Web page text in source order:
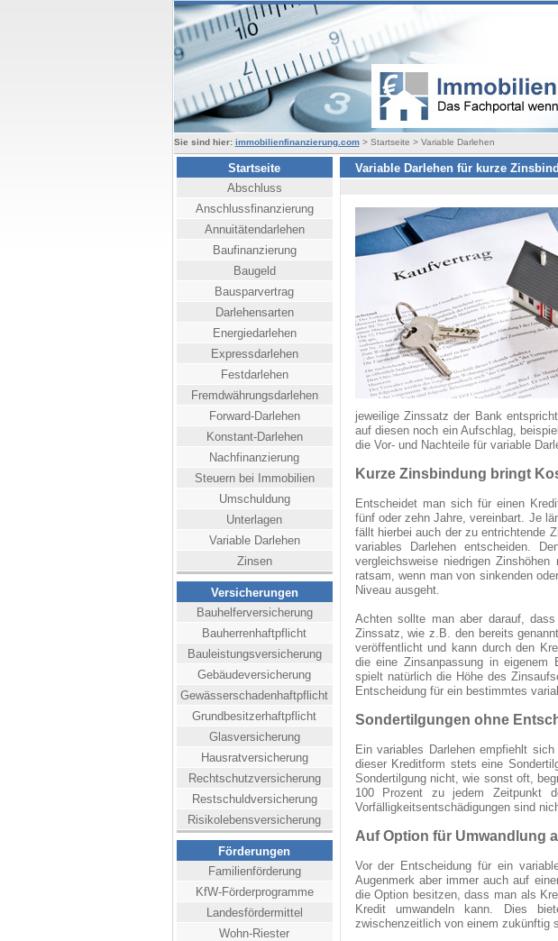
Sie sind hier: immobilienfinanzierung.com> Startseite > Variable Darlehen
Startseite
Abschluss
Anschlussfinanzierung
Annuitätendarlehen
Baufinanzierung
Baugeld
Bausparvertrag
Darlehensarten
Energiedarlehen
Expressdarlehen
Festdarlehen
Fremdwährungsdarlehen
Forward-Darlehen
Konstant-Darlehen
Nachfinanzierung
Steuern bei Immobilien
Umschuldung
Unterlagen
Variable Darlehen
Zinsen
Versicherungen
Bauhelferversicherung
Bauherrenhaftpflicht
Bauleistungsversicherung
Gebäudeversicherung
Gewässerschadenhaftpflicht
Grundbesitzerhaftpflicht
Glasversicherung
Hausratversicherung
Rechtschutzversicherung
Restschuldversicherung
Risikolebensversicherung
Förderungen
Familienförderung
KfW-Förderprogramme
Landesfördermittel
Wohn-Riester
Variable Darlehen für kurze
jeweilige Zinssatz der Bank
auf diesen noch ein Aufschlag,
die Vor- und Nachteile für variable
Kurze Zinsbindung bringt
Entscheidet man sich für einen
fünf oder zehn Jahre, vereinbart. Je
fällt hierbei auch der zu entrichtende
variables Darlehen entscheiden.
vergleichsweise niedrigen
ratsam, wenn man von sinkenden
Niveau ausgeht.
Achten sollte man aber darauf,
Zinssatz, wie z.B. den bereits
veröffentlicht und kann durch den
die eine Zinsanpassung in eigenem
spielt natürlich die Höhe des
Entscheidung für ein bestimmtes
Sondertilgungen ohne
Ein variables Darlehen empfiehlt
dieser Kreditform stets eine
Sondertilgung nicht, wie sonst oft,
100 Prozent zu jedem Zeitpunkt
Vorfälligkeitsentschädigungen sind
Auf Option für Umwandlung
Vor der Entscheidung für ein
Augenmerk aber immer auch auf
die Option besitzen, dass man als
Kredit umwandeln kann. Dies
zwischenzeitlich von einem zukünftig